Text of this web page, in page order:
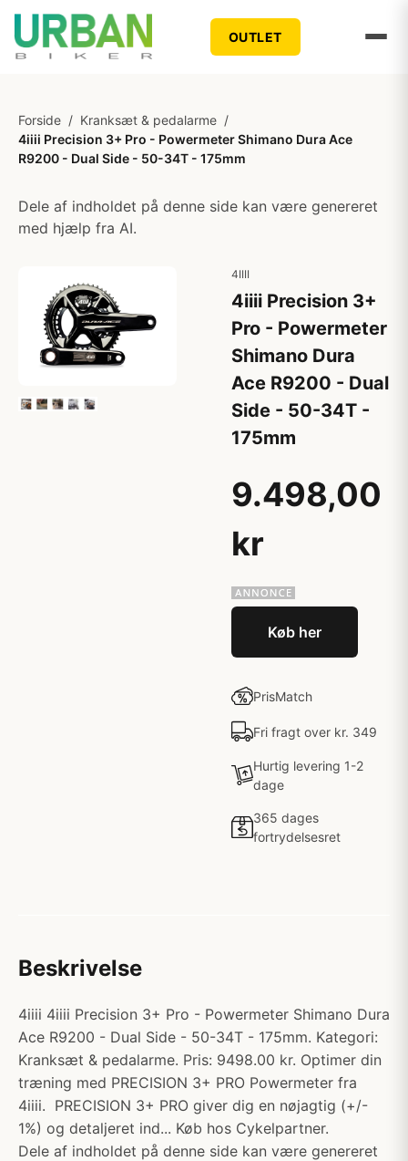
OUTLET
Forside / Kranksæt & pedalarme /
4iiii Precision 3+ Pro - Powermeter Shimano Dura Ace
R9200 - Dual Side - 50-34T - 175mm
Dele af indholdet på denne side kan være genereret
med hjælp fra AI.
4IIII
4iiii Precision 3+
Pro - Powermeter
Shimano Dura
Ace R9200 - Dual
Side - 50-34T -
175mm
9.498,00
kr
Køb her
PrisMatch
Fri fragt over kr. 349
Hurtig levering 1-2
dage
365 dages
fortrydelsesret
Beskrivelse
4iiii 4iiii Precision 3+ Pro - Powermeter Shimano Dura
Ace R9200 - Dual Side - 50-34T - 175mm. Kategori:
Kranksæt & pedalarme. Pris: 9498.00 kr. Optimer din
træning med PRECISION 3+ PRO Powermeter fra
4iiii. PRECISION 3+ PRO giver dig en nøjagtig (+/-
1%) og detaljeret ind... Køb hos Cykelpartner.
Dele af indholdet på denne side kan være genereret